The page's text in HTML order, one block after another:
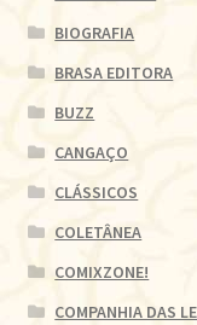
BIOGRAFIA
BRASA EDITORA
BUZZ
CANGAÇO
CLÁSSICOS
COLETÂNEA
COMIXZONE!
COMPANHIA DAS